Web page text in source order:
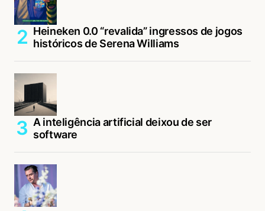
Heineken 0.0 “revalida” ingressos de jogos
históricos de Serena Williams
A inteligência artificial deixou de ser
software